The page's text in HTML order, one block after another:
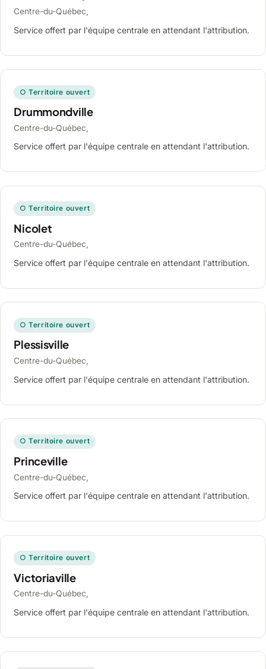
Centre-du-Québec,
Service offert par l'équipe centrale en attendant l'attribution.
○ Territoire ouvert
Drummondville
Centre-du-Québec,
Service offert par l'équipe centrale en attendant l'attribution.
○ Territoire ouvert
Nicolet
Centre-du-Québec,
Service offert par l'équipe centrale en attendant l'attribution.
○ Territoire ouvert
Plessisville
Centre-du-Québec,
Service offert par l'équipe centrale en attendant l'attribution.
○ Territoire ouvert
Princeville
Centre-du-Québec,
Service offert par l'équipe centrale en attendant l'attribution.
○ Territoire ouvert
Victoriaville
Centre-du-Québec,
Service offert par l'équipe centrale en attendant l'attribution.